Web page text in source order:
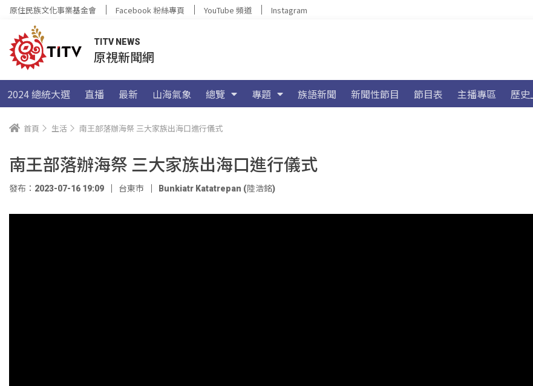
原住民族文化事業基金會 Facebook 粉絲專頁 YouTube 頻道 Instagram
TITV NEWS
原視新聞網
2024 總統大選 直播 最新 山海氣象 總覽 專題 族語新聞 新聞性節目 節目表 主播專區 歷史
首頁 生活 南王部落辦海祭 三大家族出海口進行儀式
南王部落辦海祭 三大家族出海口進行儀式
發布：2023-07-16 19:09 台東市 Bunkiatr Katatrepan (陸浩銘)